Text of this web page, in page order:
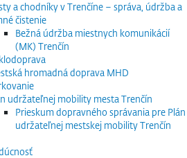
a chodníky v Trenčíne – správa, údržba a
čistenie
Bežná údržba miestnych komunikácií
(MK) Trenčín
hromadná doprava MHD
udržateľnej mobility mesta Trenčín
Prieskum dopravného správania pre Plán
udržateľnej mestskej mobility Trenčín